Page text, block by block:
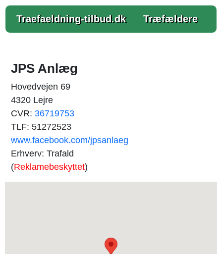
Traefaeldning-tilbud.dk Træfældere
JPS Anlæg
Hovedvejen 69
4320 Lejre
CVR: 36719753
TLF: 51272523
www.facebook.com/jpsanlaeg
Erhverv: Trafald
(Reklamebeskyttet)